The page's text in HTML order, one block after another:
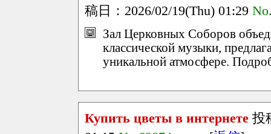
稿日：2026/02/19(Thu) 01:29
Зал Церковных Соборов
классической музыки,
уникальной атмосфере.
Купить цветы в интернете 投